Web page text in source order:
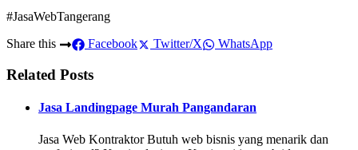
#JasaWebTangerang
Share this
Facebook Twitter/X WhatsApp
Related Posts
Jasa Landingpage Murah Pangandaran
Jasa Web Kontraktor Butuh web bisnis yang menarik dan